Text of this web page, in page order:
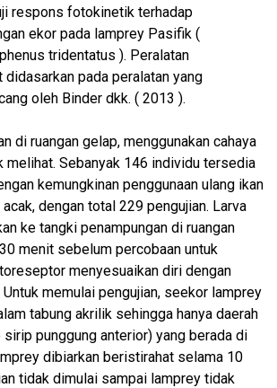
respons fotokinetik terhadap
ekor pada lamprey Pasifik (
tridentatus ). Peralatan
didasarkan pada peralatan yang
oleh Binder dkk. ( 2013 ).
di ruangan gelap, menggunakan cahaya
melihat. Sebanyak 146 individu tersedia
kemungkinan penggunaan ulang ikan
dengan total 229 pengujian. Larva
ke tangki penampungan di ruangan
menit sebelum percobaan untuk
menyesuaikan diri dengan
memulai pengujian, seekor lamprey
tabung akrilik sehingga hanya daerah
punggung anterior) yang berada di
dibiarkan beristirahat selama 10
tidak dimulai sampai lamprey tidak